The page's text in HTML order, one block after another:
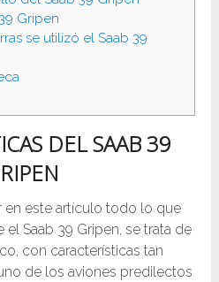
Gripen
se utilizó el Saab 39
DEL SAAB 39
este artículo todo lo que
Saab 39 Gripen, se trata de
con características tan
de los aviones predilectos